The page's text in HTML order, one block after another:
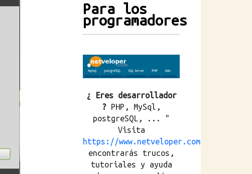
Para los
programadores
¿ Eres desarrollador
? PHP, MySql,
postgreSQL, ... "
Visita
https://www.netveloper.com
encontrarás trucos,
tutoriales y ayuda